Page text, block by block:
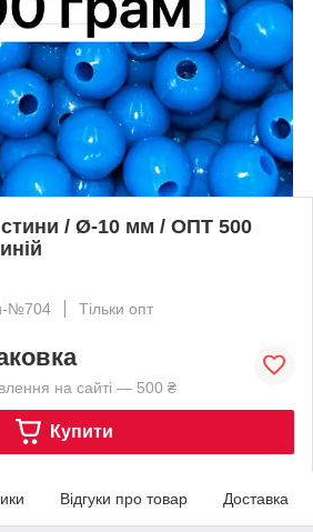
/ Ø-10 мм / ОПТ 500
№704
Тільки опт
на сайті — 500 ₴
Купити
Відгуки про товар Доставка